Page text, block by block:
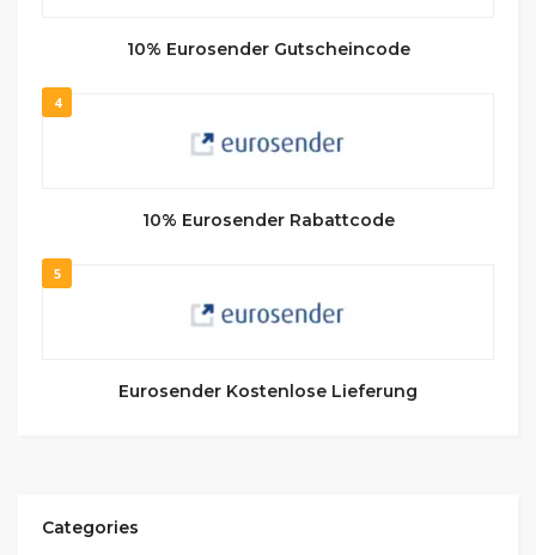
10% Eurosender Gutscheincode
4
10% Eurosender Rabattcode
5
Eurosender Kostenlose Lieferung
Categories